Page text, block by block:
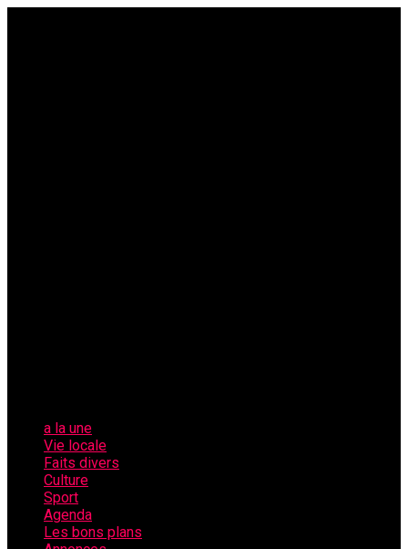
a la une
Vie locale
Faits divers
Culture
Sport
Agenda
Les bons plans